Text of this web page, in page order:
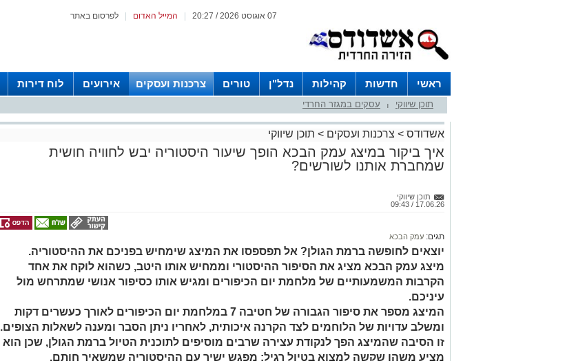
לפרסום באתר המייל האדום 07 אוגוסט 2026 / 20:27
ראשי חדשות קהילות נדל"ן טורים צרכנות ועסקים אירועים לוח דירות
תוכן שיווקי עסקים במגזר החרדי
אשדודס> צרכנות ועסקים > תוכן שיווקי
איך ביקור במיצג עמק הבכא הופך שיעור היסטוריה יבש לחוויה חושית
שמחברת אותנו לשורשים?
תוכן שיווקי
17.06.26 / 09:43
תגים:עמק הבכא
יוצאים לחופשה ברמת הגולן? אל תפספסו את המיצג שימחיש בפניכם את ההיסטוריה.
מיצג עמק הבכא מציג את הסיפור ההיסטורי וממחיש אותו היטב, כשהוא לוקח את אחד
הקרבות המשמעותיים של מלחמת יום הכיפורים ומגיש אותו כסיפור אנושי שמתרחש מול
עיניכם.
המיצג מספר את סיפור הגבורה של חטיבה 7 במלחמת יום הכיפורים לאורך כעשרים דקות
ומשלב עדויות של הלוחמים לצד הקרנה איכותית, לאחריו ניתן הסבר ומענה לשאלות הצופים.
זו הסיבה שהמיצג הפך לנקודת עצירה שרבים מוסיפים לתוכנית הטיול ברמת הגולן, שכן הוא
מציע משהו שקשה למצוא בטיול רגיל: מפגש ישיר עם ההיסטוריה שמשאיר חותם.